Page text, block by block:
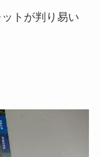
トが判り易い